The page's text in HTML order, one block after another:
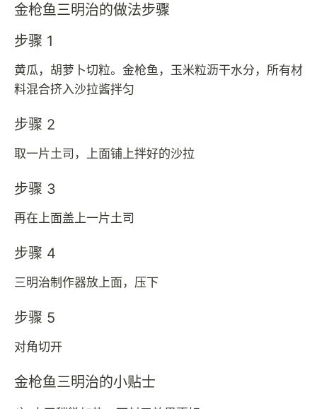
金枪鱼三明治的做法步骤
步骤 1
黄瓜，胡萝卜切粒。金枪鱼，玉米粒沥干水分，所有材
料混合挤入沙拉酱拌匀
步骤 2
取一片土司，上面铺上拌好的沙拉
步骤 3
再在上面盖上一片土司
步骤 4
三明治制作器放上面，压下
步骤 5
对角切开
金枪鱼三明治的小贴士